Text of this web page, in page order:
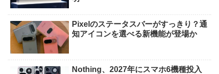
Pixelのステータスバーがすっきり？通
知アイコンを選べる新機能が登場か
Nothing、2027年にスマホ6機種投入